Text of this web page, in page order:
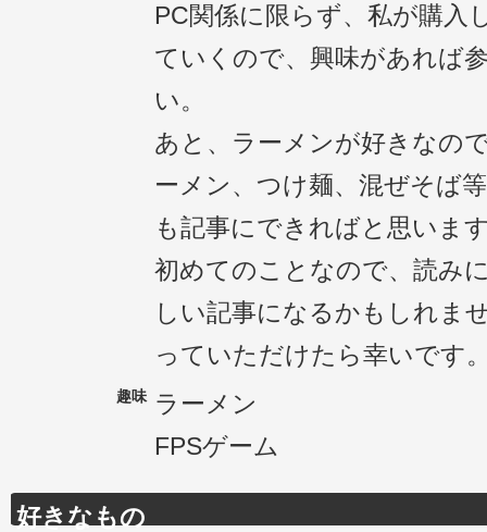
PC関係に限らず、私が購入
ていくので、興味があれば
い。
あと、ラーメンが好きなの
ーメン、つけ麺、混ぜそば
も記事にできればと思いま
初めてのことなので、読み
しい記事になるかもしれま
っていただけたら幸いです
趣味 ラーメン
FPSゲーム
好きなもの